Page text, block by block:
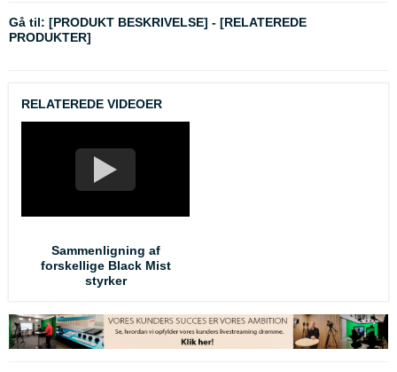
Gå til: [PRODUKT BESKRIVELSE] - [RELATEREDE
PRODUKTER]
RELATEREDE VIDEOER
Sammenligning af
forskellige Black Mist
styrker